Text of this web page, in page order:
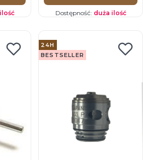
Dostępność: duża ilość
24H
BESTSELLER